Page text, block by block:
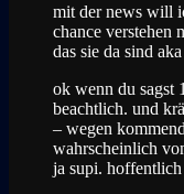
mit der news will
chance verstehen
das sie da sind
ok wenn du sagst
beachtlich. und
– wegen
wahrscheinlich
ja supi.